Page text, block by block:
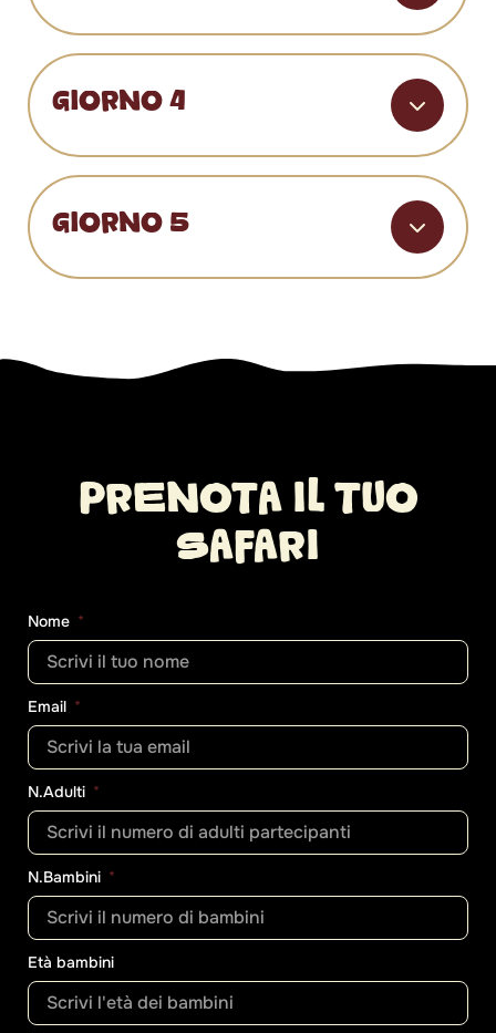
GIORNO 4
GIORNO 5
PRENOTA IL TUO
SAFARI
Nome
Email
N.Adulti
N.Bambini
Età bambini